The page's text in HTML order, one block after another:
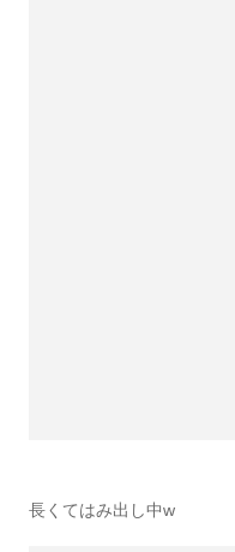
長くてはみ出し中w